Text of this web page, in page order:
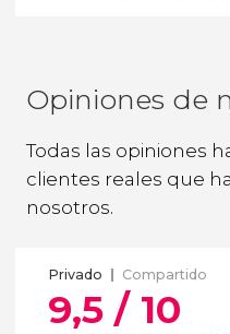
Opiniones de
Todas las opiniones
clientes reales que
nosotros.
Privado Compartido
9,5 / 10